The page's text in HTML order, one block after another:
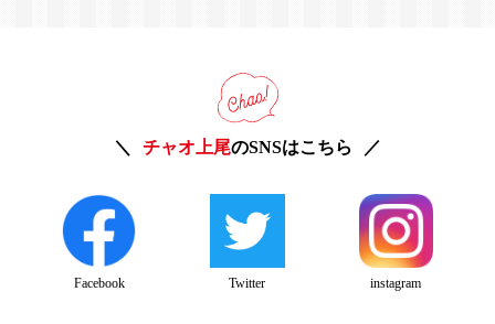
チャオ上尾のSNSはこちら
Facebook Twitter instagram